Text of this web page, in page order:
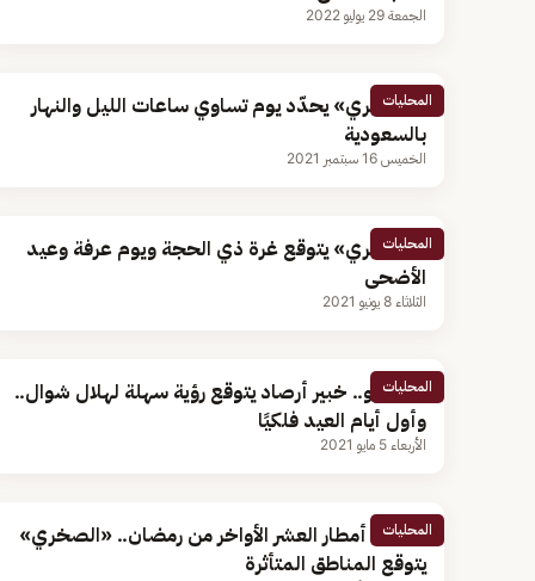
الجمعة 29 يوليو 2022
المحليات
«الصخري» يحدّد يوم تساوي ساعات الليل والنهار
بالسعودية
الخميس 16 سبتمبر 2021
المحليات
«الصخري» يتوقع غرة ذي الحجة ويوم عرفة وعيد
الأضحى
الثلاثاء 8 يونيو 2021
المحليات
بالفيديو.. خبير أرصاد يتوقع رؤية سهلة لهلال شوال..
وأول أيام العيد فلكيًا
الأربعاء 5 مايو 2021
المحليات
خريطة أمطار العشر الأواخر من رمضان.. «الصخري»
يتوقع المناطق المتأثرة